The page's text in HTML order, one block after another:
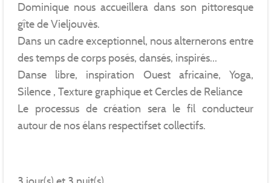
Dominique nous accueillera dans son pittoresque
gîte de Vieljouvès.
Dans un cadre exceptionnel, nous alternerons entre
des temps de corps posés, dansés, inspirés...
Danse libre, inspiration Ouest africaine, Yoga,
Silence , Texture graphique et Cercles de Reliance
Le processus de création sera le fil conducteur
autour de nos élans respectifset collectifs.